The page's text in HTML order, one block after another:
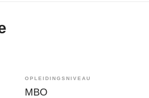
OPLEIDINGSNIVEAU
MBO